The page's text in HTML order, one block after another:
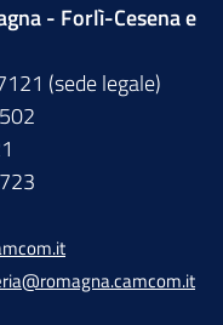
- Forlì-Cesena e
(sede legale)